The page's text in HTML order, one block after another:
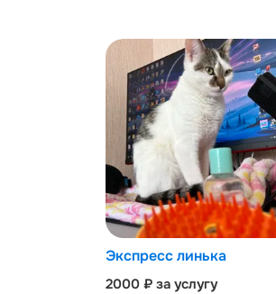
Экспресс линька
2000 ₽ за услугу